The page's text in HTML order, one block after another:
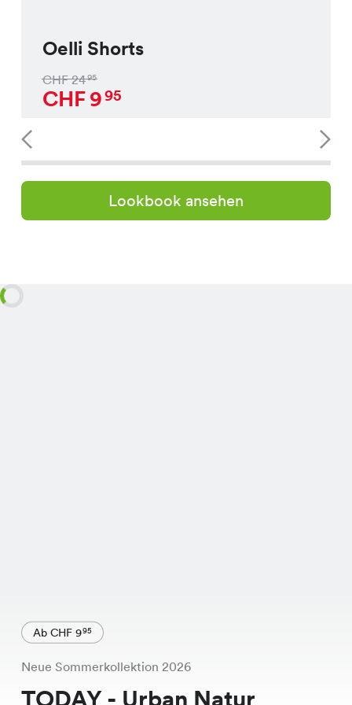
Oelli Shorts
CHF2495
CHF995
Lookbook ansehen
Ab CHF 995
Neue Sommerkollektion 2026
TODAY - Urban Natur